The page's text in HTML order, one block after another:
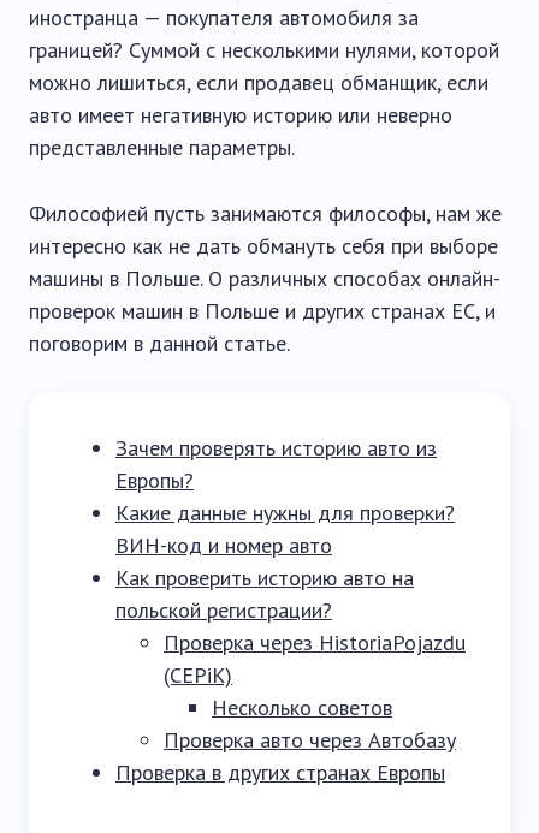
иностранца — покупателя автомобиля за
границей? Суммой с несколькими нулями, которой
можно лишиться, если продавец обманщик, если
авто имеет негативную историю или неверно
представленные параметры.
Философией пусть занимаются философы, нам же
интересно как не дать обмануть себя при выборе
машины в Польше. О различных способах онлайн-
проверок машин в Польше и других странах ЕС, и
поговорим в данной статье.
Зачем проверять историю авто из
Европы?
Какие данные нужны для проверки?
ВИН-код и номер авто
Как проверить историю авто на
польской регистрации?
Проверка через HistoriaPojazdu
(CEPiK)
Несколько советов
Проверка авто через Автобазу
Проверка в других странах Европы